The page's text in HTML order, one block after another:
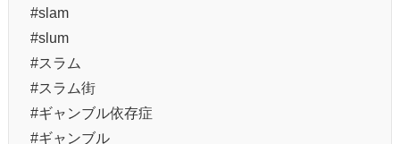
#slam
#slum
#スラム
#スラム街
#ギャンブル依存症
#ギャンブル